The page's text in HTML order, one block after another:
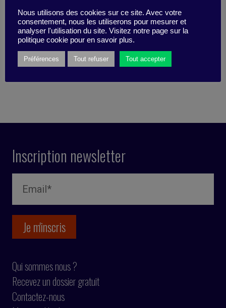
Gribouillis et griffonnages
20 juillet 2020
Inscription newsletter
Qui sommes nous ?
Recevez un dossier gratuit
Contactez-nous
Nous utilisons des cookies sur ce site. Avec votre
consentement, nous les utiliserons pour mesurer et
analyser l'utilisation du site. Visitez notre page sur la
politique cookie pour en savoir plus.
Préférences Tout refuser Tout accepter